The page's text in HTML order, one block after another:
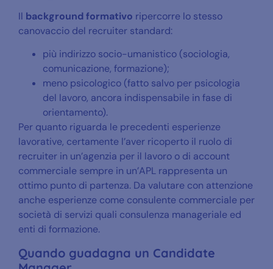
Il background formativo ripercorre lo stesso
canovaccio del recruiter standard:
più indirizzo socio-umanistico (sociologia,
comunicazione, formazione);
meno psicologico (fatto salvo per psicologia
del lavoro, ancora indispensabile in fase di
orientamento).
Per quanto riguarda le precedenti esperienze
lavorative, certamente l’aver ricoperto il ruolo di
recruiter in un’agenzia per il lavoro o di account
commerciale sempre in un’APL rappresenta un
ottimo punto di partenza. Da valutare con attenzione
anche esperienze come consulente commerciale per
società di servizi quali consulenza manageriale ed
enti di formazione.
Quando guadagna un Candidate